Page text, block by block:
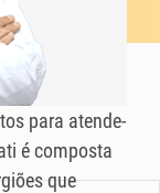
para atende-
é composta
que